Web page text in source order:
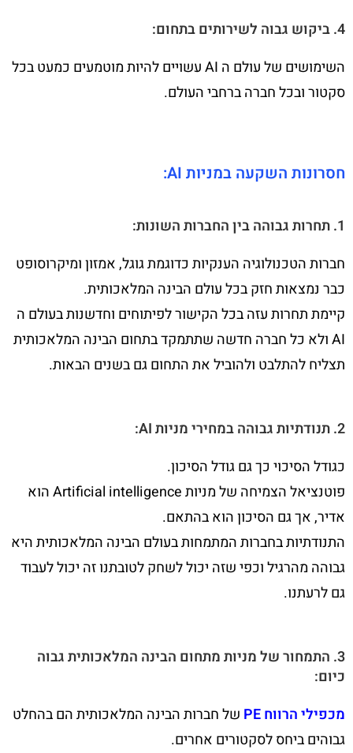
4. ביקוש גבוה לשירותים בתחום:
השימושים של עולם ה AI עשויים להיות מוטמעים כמעט בכל
סקטור ובכל חברה ברחבי העולם.
חסרונות השקעה במניות AI:
1. תחרות גבוהה בין החברות השונות:
חברות הטכנולוגיה הענקיות כדוגמת גוגל, אמזון ומיקרוסופט
כבר נמצאות חזק בכל עולם הבינה המלאכותית.
קיימת תחרות עזה בכל הקישור לפיתוחים וחדשנות בעולם ה
AI ולא כל חברה חדשה שתתמקד בתחום הבינה המלאכותית
תצליח להתלבט ולהוביל את התחום גם בשנים הבאות.
2. תנודתיות גבוהה במחירי מניות AI:
כגודל הסיכוי כך גם גודל הסיכון.
פוטנציאל הצמיחה של מניות Artificial intelligence הוא
אדיר, אך גם הסיכון הוא בהתאם.
התנודתיות בחברות המתמחות בעולם הבינה המלאכותית היא
גבוהה מהרגיל וכפי שזה יכול לשחק לטובתנו זה יכול לעבוד
גם לרעתנו.
3. התמחור של מניות מתחום הבינה המלאכותית גבוה
כיום:
מכפילי הרווח PE
של חברות הבינה המלאכותית הם בהחלט
גבוהים ביחס לסקטורים אחרים.